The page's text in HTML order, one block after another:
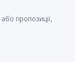
пропозиції,